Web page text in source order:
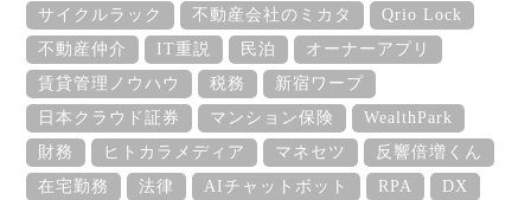
サイクルラック
不動産会社のミカタ
Qrio Lock
不動産仲介
IT重説 民泊
オーナーアプリ
賃貸管理ノウハウ
税務
新宿ワープ
日本クラウド証券
マンション保険
WealthPark
財務
ヒトカラメディア マネセツ
反響倍増くん
在宅勤務
法律 AIチャットボット RPA
DX